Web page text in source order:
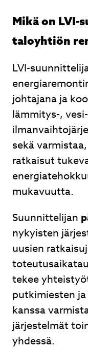
Mikä on
taloyhtiön
LVI-
johtajana ja
lämmitys-,
sekä
ratkaisut
mukavuutta.
Suunnittelijan
nykyisten
uusien
tekee
putkimiesten
kanssa
järjestelmät
yhdessä.
Page
of